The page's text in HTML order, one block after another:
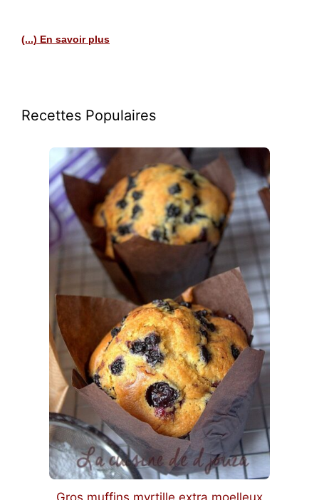
(...) En savoir plus
Recettes Populaires
Gros muffins myrtille extra moelleux